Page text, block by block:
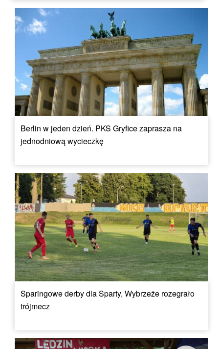
Berlin w jeden dzień. PKS Gryfice zaprasza na
jednodniową wycieczkę
Sparingowe derby dla Sparty, Wybrzeże rozegrało
trójmecz